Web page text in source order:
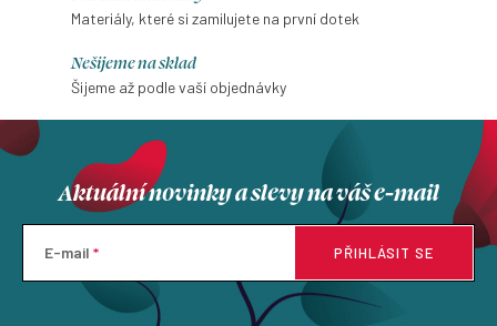
Materiály, které si zamilujete na první dotek
Nešijeme na sklad
Šijeme až podle vaší objednávky
Aktuální novinky a slevy na váš e-mail
E-mail PŘIHLÁSIT SE